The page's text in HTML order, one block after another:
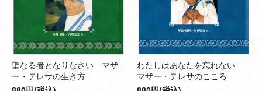
聖なる者となりなさい マザ
ー・テレサの生き方
わたしはあなたを忘れない
マザー・テレサのこころ